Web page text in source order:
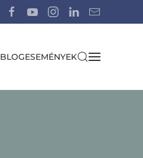
BLOGESEMÉNYEK